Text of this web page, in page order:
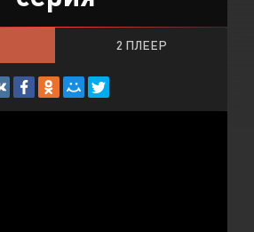
ВОЙТИ НА САЙТ
Восстановить пароль
Или войти через
2 ПЛЕЕР